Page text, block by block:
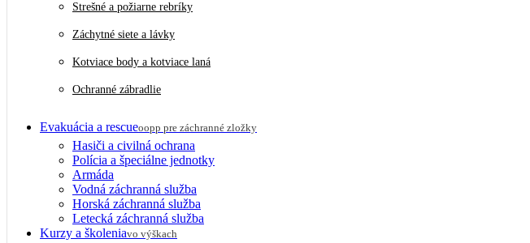
Strešné a požiarne rebríky
Záchytné siete a lávky
Kotviace body a kotviace laná
Ochranné zábradlie
Evakuácia a rescueoopp pre záchranné zložky
Hasiči a civilná ochrana
Polícia a špeciálne jednotky
Armáda
Vodná záchranná služba
Horská záchranná služba
Letecká záchranná služba
Kurzy a školeniavo výškach